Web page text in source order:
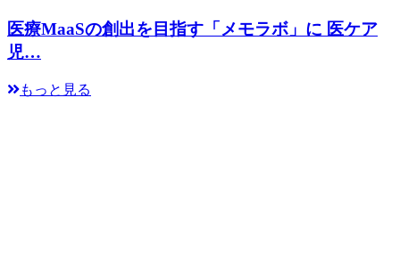
医療MaaSの創出を目指す「メモラボ」に 医ケア
児…
もっと見る